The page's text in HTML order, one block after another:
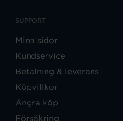
SUPPORT
Mina sidor
Kundservice
Betalning & leverans
Köpvillkor
Ångra köp
Försäkring